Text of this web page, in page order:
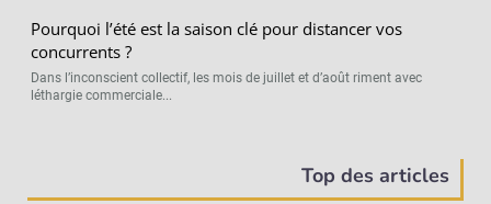
Pourquoi l’été est la saison clé pour distancer vos
concurrents ?
Dans l’inconscient collectif, les mois de juillet et d’août riment avec
léthargie commerciale...
Top des articles